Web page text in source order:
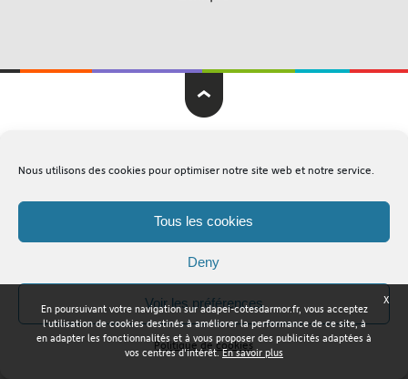
Nous utilisons des cookies pour optimiser notre site web et notre service.
Tous les cookies
Deny
Voir les préférences
Politique de cookies
X
En poursuivant votre navigation sur adapei-cotesdarmor.fr, vous acceptez
l'utilisation de cookies destinés à améliorer la performance de ce site, à
en adapter les fonctionnalités et à vous proposer des publicités adaptées à
vos centres d'intérêt.En savoir plus